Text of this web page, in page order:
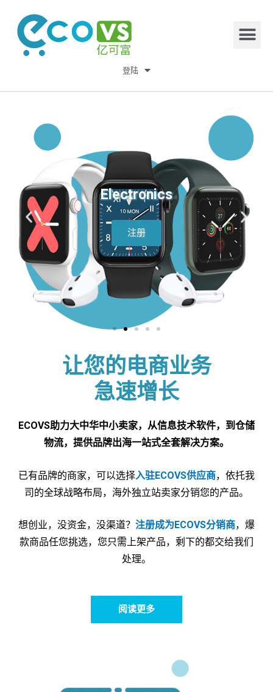
登陆
让您的电商业务
急速增长
ECOVS助力大中华中小卖家，从信息技术软件，到仓储
物流，提供品牌出海一站式全套解决方案。
已有品牌的商家，可以选择入驻ECOVS供应商，依托我
司的全球战略布局，海外独立站卖家分销您的产品。
想创业，没资金，没渠道？ 注册成为ECOVS分销商，爆
款商品任您挑选，您只需上架产品，剩下的都交给我们
处理。
阅读更多
Electronics
注册